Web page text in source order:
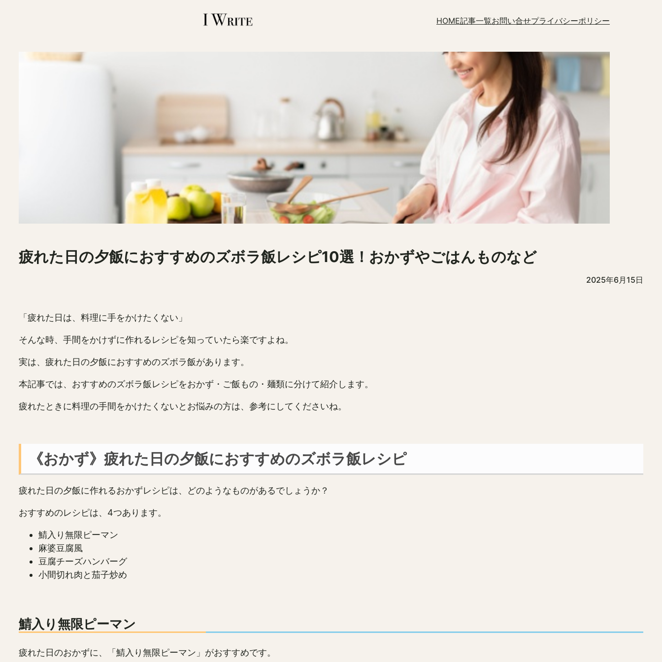
HOME記事一覧お問い合せプライバシーポリシー
疲れた日の夕飯におすすめのズボラ飯レシピ10選！おかずやごはんものなど
2025年6月15日
「疲れた日は、料理に手をかけたくない」
そんな時、手間をかけずに作れるレシピを知っていたら楽ですよね。
実は、疲れた日の夕飯におすすめのズボラ飯があります。
本記事では、おすすめのズボラ飯レシピをおかず・ご飯もの・麺類に分けて紹介します。
疲れたときに料理の手間をかけたくないとお悩みの方は、参考にしてくださいね。
《おかず》疲れた日の夕飯におすすめのズボラ飯レシピ
疲れた日の夕飯に作れるおかずレシピは、どのようなものがあるでしょうか？
おすすめのレシピは、4つあります。
鯖入り無限ピーマン
麻婆豆腐風
豆腐チーズハンバーグ
小間切れ肉と茄子炒め
鯖入り無限ピーマン
疲れた日のおかずに、「鯖入り無限ピーマン」がおすすめです。